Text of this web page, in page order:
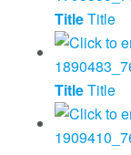
TitleTitle
TitleTitle